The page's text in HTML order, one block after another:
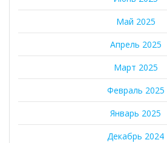
Май 2025
Апрель 2025
Март 2025
Февраль 2025
Январь 2025
Декабрь 2024